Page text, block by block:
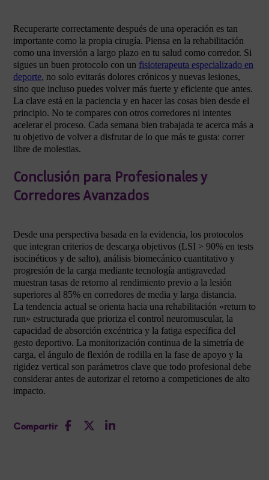
Recuperarte correctamente después de una operación es tan
importante como la propia cirugía. Piensa en la rehabilitación
como una inversión a largo plazo en tu salud como corredor. Si
sigues un buen protocolo con un fisioterapeuta especializado en
deporte, no solo evitarás dolores crónicos y nuevas lesiones,
sino que incluso puedes volver más fuerte y eficiente que antes.
La clave está en la paciencia y en hacer las cosas bien desde el
principio. No te compares con otros corredores ni intentes
acelerar el proceso. Cada semana bien trabajada te acerca más a
tu objetivo de volver a disfrutar de lo que más te gusta: correr
libre de molestias.
Conclusión para Profesionales y
Corredores Avanzados
Desde una perspectiva basada en la evidencia, los protocolos
que integran criterios de descarga objetivos (LSI > 90% en tests
isocinéticos y de salto), análisis biomecánico cuantitativo y
progresión de la carga mediante tecnología antigravedad
muestran tasas de retorno al rendimiento previo a la lesión
superiores al 85% en corredores de media y larga distancia.
La tendencia actual se orienta hacia una rehabilitación «return to
run» estructurada que prioriza el control neuromuscular, la
capacidad de absorción excéntrica y la fatiga específica del
gesto deportivo. La monitorización continua de la simetría de
carga, el ángulo de flexión de rodilla en la fase de apoyo y la
rigidez vertical son parámetros clave que todo profesional debe
considerar antes de autorizar el retorno a competiciones de alto
impacto.
Compartir